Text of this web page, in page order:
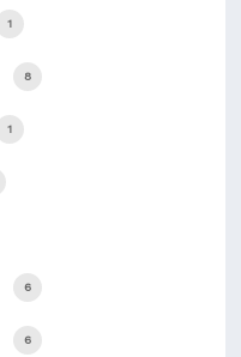
1
8
1
6
6